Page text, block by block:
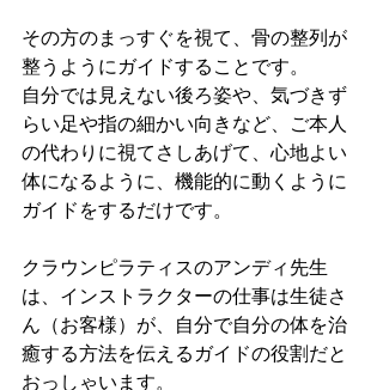
その方のまっすぐを視て、骨の整列が
整うようにガイドすることです。
自分では見えない後ろ姿や、気づきず
らい足や指の細かい向きなど、ご本人
の代わりに視てさしあげて、心地よい
体になるように、機能的に動くように
ガイドをするだけです。
クラウンピラティスのアンディ先生
は、インストラクターの仕事は生徒さ
ん（お客様）が、自分で自分の体を治
癒する方法を伝えるガイドの役割だと
おっしゃいます。